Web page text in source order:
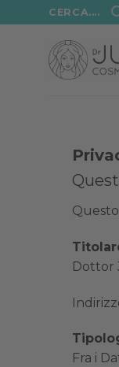
contenuti
CERCA....
Dottor
Fra i